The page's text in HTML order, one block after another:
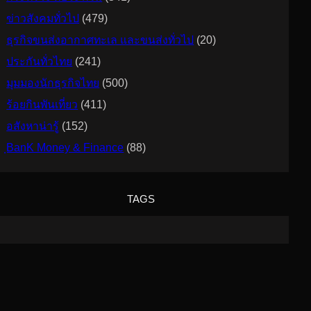
ข่าวสังคมทั่วไป (479)
ธุรกิจขนส่งอากาศทะเล และขนส่งทั่วไป (20)
ประกันทั่วไทย (241)
มุมมองนักธุรกิจไทย (500)
ร้อยกินพันเที่ยว (411)
อสังหาน่ารู้ (152)
ฺBanK Money & Finance (88)
TAGS